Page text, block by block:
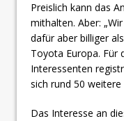
Preislich kann das
mithalten. Aber:
dafür aber billiger
Toyota Europa. Für
Interessenten
sich rund 50 weitere
Das Interesse an